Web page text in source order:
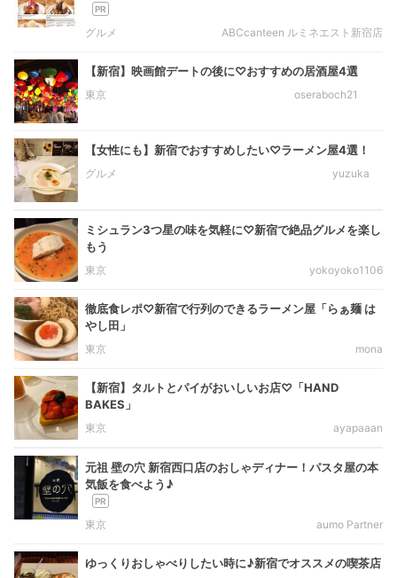
ト
グルメ ABCcanteen ルミネエスト新宿店
【新宿】映画館デートの後に♡おすすめの居酒屋4選
東京 oseraboch21
【女性にも】新宿でおすすめしたい♡ラーメン屋4選！
グルメ yuzuka
ミシュラン3つ星の味を気軽に♡新宿で絶品グルメを楽し
もう
東京 yokoyoko1106
徹底食レポ♡新宿で行列のできるラーメン屋「らぁ麺 は
やし田」
東京 mona
【新宿】タルトとパイがおいしいお店♡「HAND
BAKES」
東京 ayapaaan
元祖 壁の穴 新宿西口店のおしゃディナー！パスタ屋の本
気飯を食べよう♪
東京 aumo Partner
ゆっくりおしゃべりしたい時に♪新宿でオススメの喫茶店